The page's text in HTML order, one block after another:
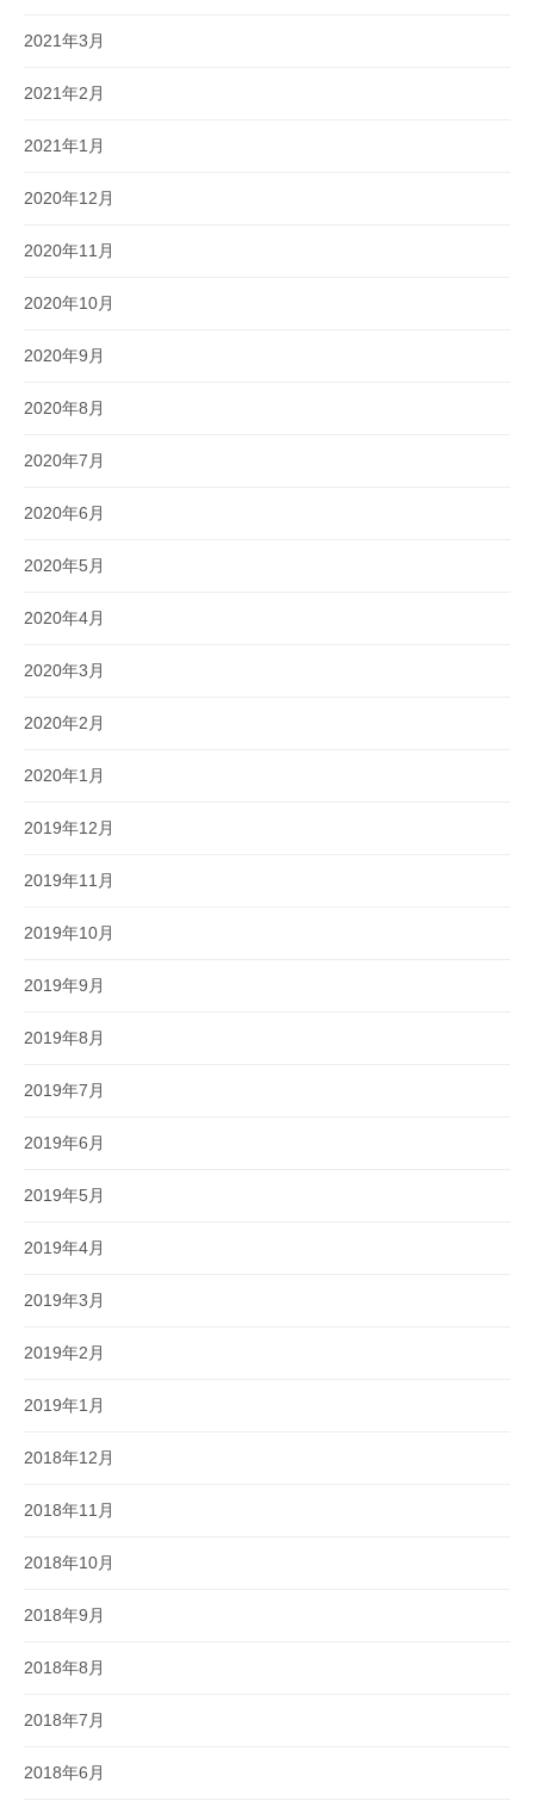
2021年3月
2021年2月
2021年1月
2020年12月
2020年11月
2020年10月
2020年9月
2020年8月
2020年7月
2020年6月
2020年5月
2020年4月
2020年3月
2020年2月
2020年1月
2019年12月
2019年11月
2019年10月
2019年9月
2019年8月
2019年7月
2019年6月
2019年5月
2019年4月
2019年3月
2019年2月
2019年1月
2018年12月
2018年11月
2018年10月
2018年9月
2018年8月
2018年7月
2018年6月